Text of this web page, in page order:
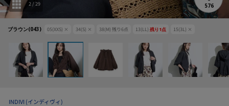
ブラウン(043) 05(XXS) × 34(S) × 38(M) 残り6点 13(LL) 残り 1点 15(3L) ×
2/29 576
INDIVI (インディヴィ)